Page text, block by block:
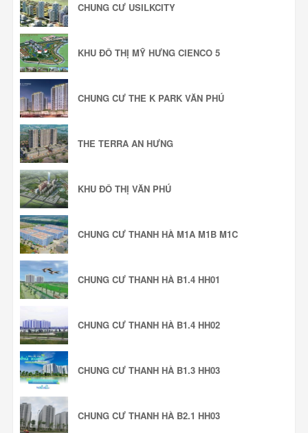
CHUNG CƯ USILKCITY
KHU ĐÔ THỊ MỸ HƯNG CIENCO 5
CHUNG CƯ THE K PARK VĂN PHÚ
THE TERRA AN HƯNG
KHU ĐÔ THỊ VĂN PHÚ
CHUNG CƯ THANH HÀ M1A M1B M1C
CHUNG CƯ THANH HÀ B1.4 HH01
CHUNG CƯ THANH HÀ B1.4 HH02
CHUNG CƯ THANH HÀ B1.3 HH03
CHUNG CƯ THANH HÀ B2.1 HH03